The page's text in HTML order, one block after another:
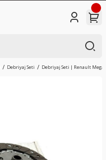
Debriyaj Seti Debriyaj Seti | Renault